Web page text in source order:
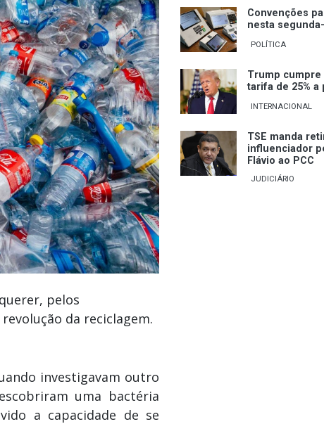
pelos
da reciclagem.
investigavam outro
uma bactéria
a capacidade de se
Convenções
nesta
POLÍTICA
Trump cumpre
tarifa de 25%
INTERNACIONAL
TSE manda
influenciador
Flávio ao PCC
JUDICIÁRIO